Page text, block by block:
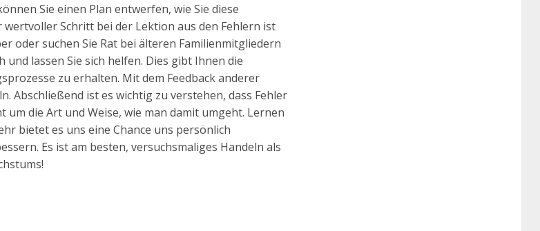
Sie einen Plan entwerfen, wie Sie diese
Schritt bei der Lektion aus den Fehlern ist
oder suchen Sie Rat bei älteren Familienmitgliedern
lassen Sie sich helfen. Dies gibt Ihnen die
zu erhalten. Mit dem Feedback anderer
Abschließend ist es wichtig zu verstehen, dass Fehler
die Art und Weise, wie man damit umgeht. Lernen
bietet es uns eine Chance uns persönlich
Es ist am besten, versuchsmaliges Handeln als